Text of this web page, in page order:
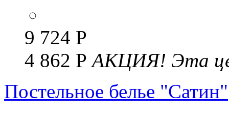
9 724 Р
4 862 РАКЦИЯ! Эта
Постельное белье "Сатин"